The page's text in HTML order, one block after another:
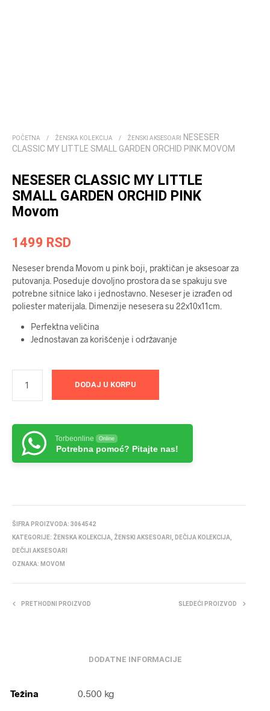
POČETNA / ŽENSKA KOLEKCIJA / ŽENSKI AKSESOARI
NESESER
CLASSIC MY LITTLE SMALL GARDEN ORCHID PINK MOVOM
NESESER CLASSIC MY LITTLE
SMALL GARDEN ORCHID PINK
Movom
1499 RSD
Neseser brenda Movom u pink boji, praktičan je aksesoar za
putovanja. Poseduje dovoljno prostora da se spakuju sve
potrebne sitnice lako i jednostavno. Neseser je izrađen od
poliester materijala. Dimenzije nesesera su 22x10x11cm.
Perfektna veličina
Jednostavan za korišćenje i održavanje
DODAJ U KORPU
Torbeonline Online
Potrebna pomoć? Pitajte nas!
ŠIFRA PROIZVODA: 3064542
KATEGORIJE: ŽENSKA KOLEKCIJA ŽENSKI AKSESOARI DEČIJA KOLEKCIJA
DEČIJI AKSESOARI
OZNAKA: MOVOM
PRETHODNI PROIZVOD SLEDEĆI PROIZVOD
DODATNE INFORMACIJE
Težina 0.500 kg